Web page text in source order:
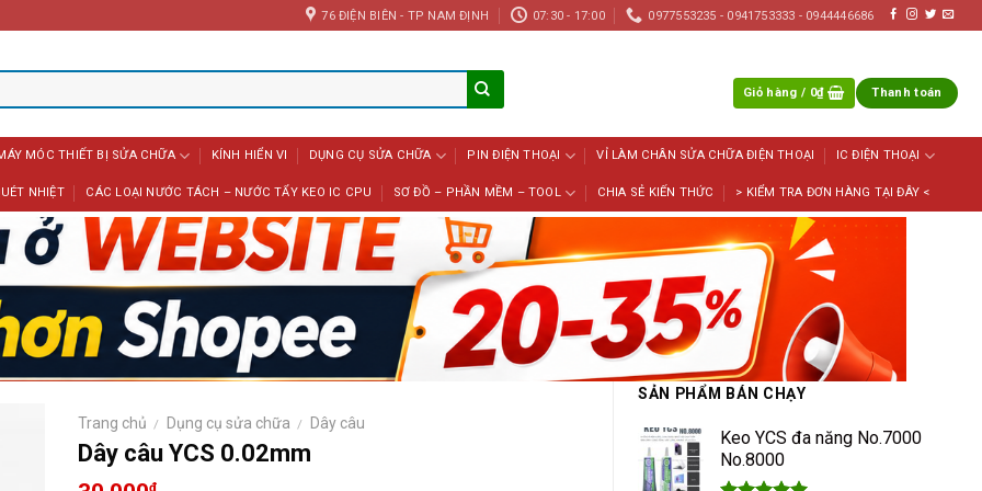
76 ĐIỆN BIÊN - TP NAM ĐỊNH 07:30 - 17:00 0977553235 - 0941753333 - 0944446686
Giỏ hàng / 0₫ Thanh toán
MÓC THIẾT BỊ SỬA CHỮA KÍNH HIỂN VI DỤNG CỤ SỬA CHỮA PIN ĐIỆN THOẠI VỈ LÀM CHÂN SỬA CHỮA ĐIỆN THOẠI IC ĐIỆN THOẠI
NHIỆT CÁC LOẠI NƯỚC TÁCH – NƯỚC TẨY KEO IC CPU SƠ ĐỒ – PHẦN MỀM – TOOL CHIA SẺ KIẾN THỨC > KIỂM TRA ĐƠN HÀNG TẠI ĐÂY <
SẢN PHẨM BÁN CHẠY
Keo YCS đa năng No.7000
No.8000
Trang chủ / Dụng cụ sửa chữa / Dây câu
Dây câu YCS 0.02mm
₫